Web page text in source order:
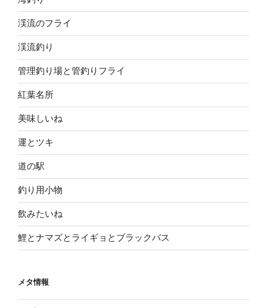
渓流のフライ
渓流釣り
管理釣り場と管釣りフライ
紅葉名所
美味しいね
運とツキ
道の駅
釣り用小物
飲みたいね
鯉とナマズとライギョとブラックバス
メタ情報